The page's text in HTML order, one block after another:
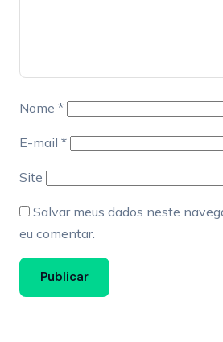
Nome *
E-mail *
Site
Salvar meus dados neste
eu comentar.